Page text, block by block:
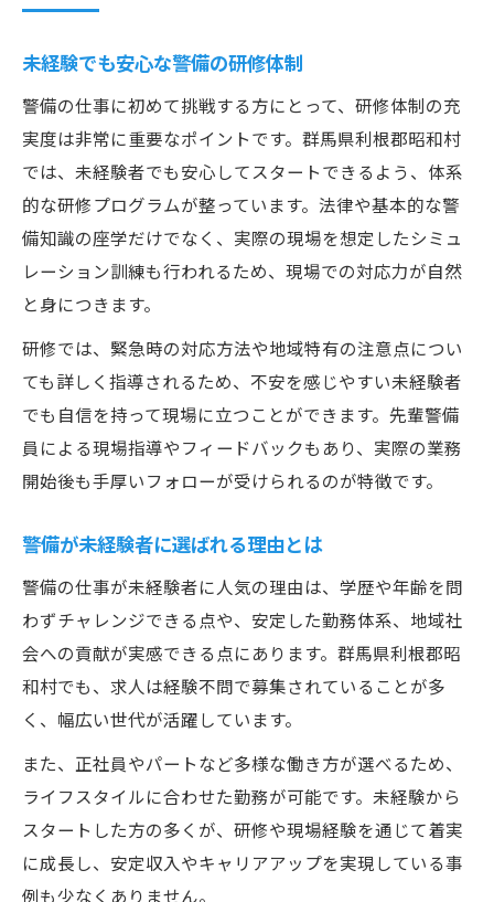
未経験でも安心な警備の研修体制
警備の仕事に初めて挑戦する方にとって、研修体制の充
実度は非常に重要なポイントです。群馬県利根郡昭和村
では、未経験者でも安心してスタートできるよう、体系
的な研修プログラムが整っています。法律や基本的な警
備知識の座学だけでなく、実際の現場を想定したシミュ
レーション訓練も行われるため、現場での対応力が自然
と身につきます。
研修では、緊急時の対応方法や地域特有の注意点につい
ても詳しく指導されるため、不安を感じやすい未経験者
でも自信を持って現場に立つことができます。先輩警備
員による現場指導やフィードバックもあり、実際の業務
開始後も手厚いフォローが受けられるのが特徴です。
警備が未経験者に選ばれる理由とは
警備の仕事が未経験者に人気の理由は、学歴や年齢を問
わずチャレンジできる点や、安定した勤務体系、地域社
会への貢献が実感できる点にあります。群馬県利根郡昭
和村でも、求人は経験不問で募集されていることが多
く、幅広い世代が活躍しています。
また、正社員やパートなど多様な働き方が選べるため、
ライフスタイルに合わせた勤務が可能です。未経験から
スタートした方の多くが、研修や現場経験を通じて着実
に成長し、安定収入やキャリアアップを実現している事
例も少なくありません。